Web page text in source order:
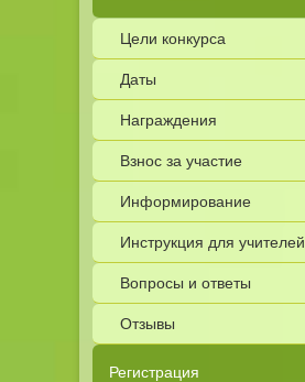
Цели конкурса
Даты
Награждения
Взнос за участие
Информирование
Инструкция для учителей
Вопросы и ответы
Отзывы
Регистрация